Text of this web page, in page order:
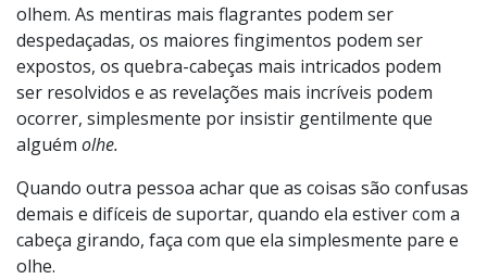
olhem. As mentiras mais flagrantes podem ser
despedaçadas, os maiores fingimentos podem ser
expostos, os quebra-cabeças mais intricados podem
ser resolvidos e as revelações mais incríveis podem
ocorrer, simplesmente por insistir gentilmente que
alguém olhe.
Quando outra pessoa achar que as coisas são confusas
demais e difíceis de suportar, quando ela estiver com a
cabeça girando, faça com que ela simplesmente pare e
olhe.